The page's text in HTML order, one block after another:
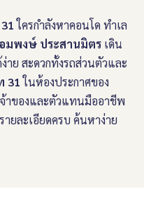
ใครกำลังหาคอนโด ทำเล
มพงษ์ ประสานมิตร เดิน
าย สะดวกทั้งรถส่วนตัวและ
31ในห้องประกาศของ
จ้าของและตัวแทนมืออาชีพ
ยละเอียดครบ ค้นหาง่าย